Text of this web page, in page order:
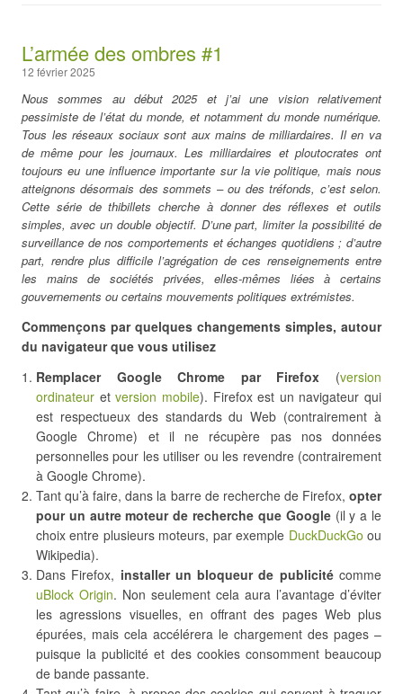
L’armée des ombres #1
12 février 2025
Nous sommes au début 2025 et j’ai une vision relativement
pessimiste de l’état du monde, et notamment du monde numérique.
Tous les réseaux sociaux sont aux mains de milliardaires. Il en va
de même pour les journaux. Les milliardaires et ploutocrates ont
toujours eu une influence importante sur la vie politique, mais nous
atteignons désormais des sommets – ou des tréfonds, c’est selon.
Cette série de thibillets cherche à donner des réflexes et outils
simples, avec un double objectif. D’une part, limiter la possibilité de
surveillance de nos comportements et échanges quotidiens ; d’autre
part, rendre plus difficile l’agrégation de ces renseignements entre
les mains de sociétés privées, elles-mêmes liées à certains
gouvernements ou certains mouvements politiques extrémistes.
Commençons par quelques changements simples, autour
du navigateur que vous utilisez
Remplacer Google Chrome par Firefox (version
ordinateur etversion mobile). Firefox est un navigateur qui
est respectueux des standards du Web (contrairement à
Google Chrome) et il ne récupère pas nos données
personnelles pour les utiliser ou les revendre (contrairement
à Google Chrome).
Tant qu’à faire, dans la barre de recherche de Firefox, opter
pour un autre moteur de recherche que Google(il y a le
choix entre plusieurs moteurs, par exemple DuckDuckGo ou
Wikipedia).
Dans Firefox, installer un bloqueur de publicitécomme
uBlock Origin. Non seulement cela aura l’avantage d’éviter
les agressions visuelles, en offrant des pages Web plus
épurées, mais cela accélérera le chargement des pages –
puisque la publicité et des cookies consomment beaucoup
de bande passante.